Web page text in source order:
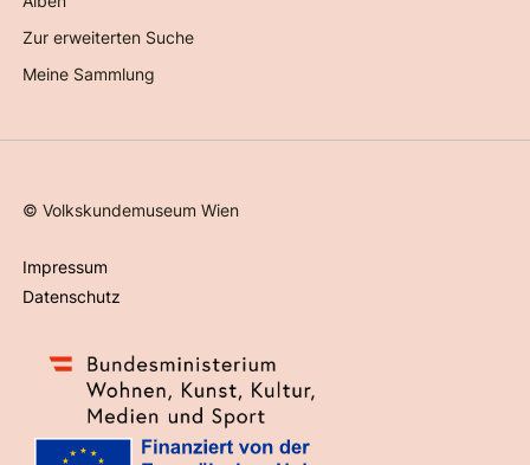
Zur erweiterten Suche
Meine Sammlung
©Volkskundemuseum Wien
Impressum
Datenschutz